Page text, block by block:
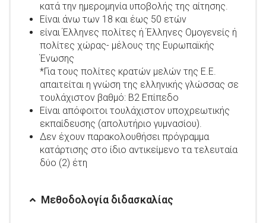
κατά την ημερομηνία υποβολής της αίτησης.
Είναι άνω των 18 και έως 50 ετών
είναι Έλληνες πολίτες ή Έλληνες Ομογενείς ή
πολίτες χώρας- μέλους της Ευρωπαϊκής
Ένωσης
*Για τους πολίτες κρατών μελών της Ε.Ε.
απαιτείται η γνώση της ελληνικής γλώσσας σε
τουλάχιστον βαθμό: Β2 Επίπεδο
Είναι απόφοιτοι τουλάχιστον υποχρεωτικής
εκπαίδευσης (απολυτήριο γυμνασίου).
Δεν έχουν παρακολουθήσει πρόγραμμα
κατάρτισης στο ίδιο αντικείμενο τα τελευταία
δύο (2) έτη
Μεθοδολογία διδασκαλίας